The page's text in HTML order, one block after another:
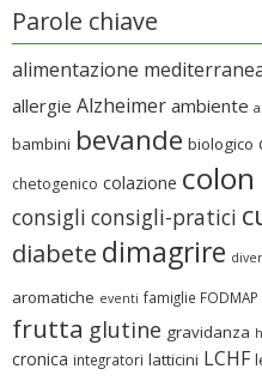
Parole chiave
alimentazione
allergie Alzheimer ambiente
bambini bevande biologico
chetogenico colazione
consigli consigli-pratici
diabete dimagrire
aromatiche eventi famiglie FODMAP
frutta glutine gravidanza
cronica integratori latticini LCHF